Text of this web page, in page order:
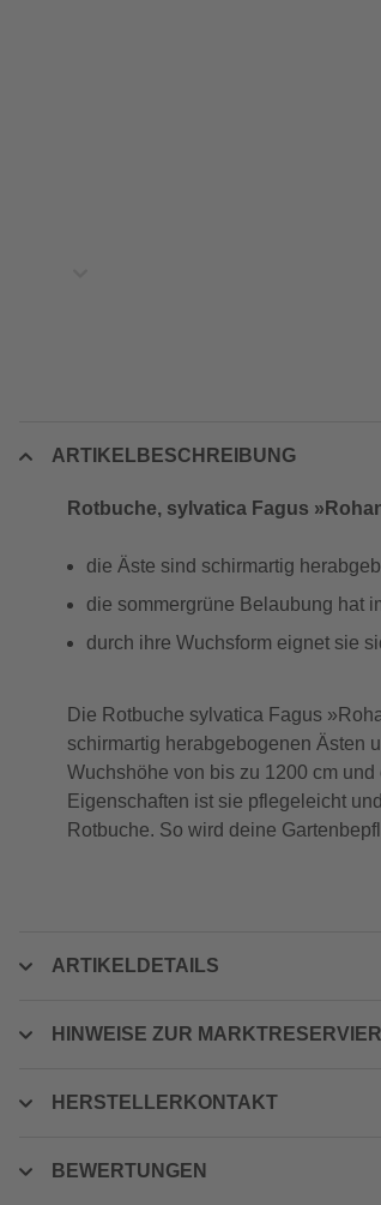
ARTIKELBESCHREIBUNG
Rotbuche, sylvatica Fagus
die Äste sind schirmartig
die sommergrüne Belaubung hat
durch ihre Wuchsform eignet sie
Die Rotbuche sylvatica Fagus
schirmartig herabgebogenen Ästen
Wuchshöhe von bis zu 1200 cm
Eigenschaften ist sie pflegeleicht
Rotbuche. So wird deine
ARTIKELDETAILS
HINWEISE ZUR
HERSTELLERKONTAKT
BEWERTUNGEN